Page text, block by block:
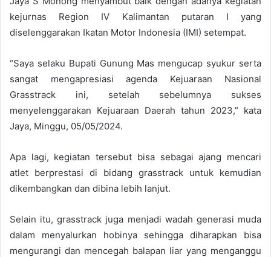
kejurnas Region IV Kalimantan putaran I yang
diselenggarakan Ikatan Motor Indonesia (IMI) setempat.
“Saya selaku Bupati Gunung Mas mengucap syukur serta
sangat mengapresiasi agenda Kejuaraan Nasional
Grasstrack ini, setelah sebelumnya sukses
menyelenggarakan Kejuaraan Daerah tahun 2023,” kata
Jaya, Minggu, 05/05/2024.
Apa lagi, kegiatan tersebut bisa sebagai ajang mencari
atlet berprestasi di bidang grasstrack untuk kemudian
dikembangkan dan dibina lebih lanjut.
Selain itu, grasstrack juga menjadi wadah generasi muda
dalam menyalurkan hobinya sehingga diharapkan bisa
mengurangi dan mencegah balapan liar yang menganggu